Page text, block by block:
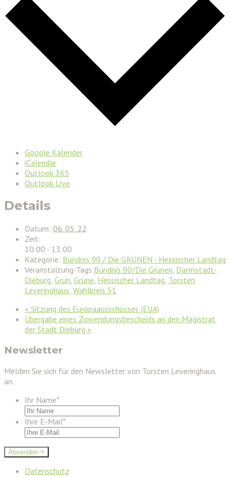
Google Kalender
iCalendar
Outlook 365
Outlook Live
Details
Datum: 06. 05. 22
Zeit:
10:00 - 13:00
Kategorie: Bündnis 90 / Die GRÜNEN - Hessischer Landtag
Veranstaltung-Tags:Bündnis 90/Die Grünen, Darmstadt-
Dieburg, Grün, Grüne, Hessischer Landtag, Torsten
Leveringhaus, Wahlkreis 51
« Sitzung des Europaausschusses (EUA)
Übergabe eines Zuwendungsbescheids an den Magistrat
der Stadt Dieburg »
Newsletter
Melden Sie sich für den Newsletter von Torsten Leveringhaus
an.
Ihr Name*
Ihre E-Mail*
Absenden
Datenschutz